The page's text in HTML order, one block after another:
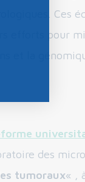
Ces
efforts pour
et la
des
tumoraux« ,